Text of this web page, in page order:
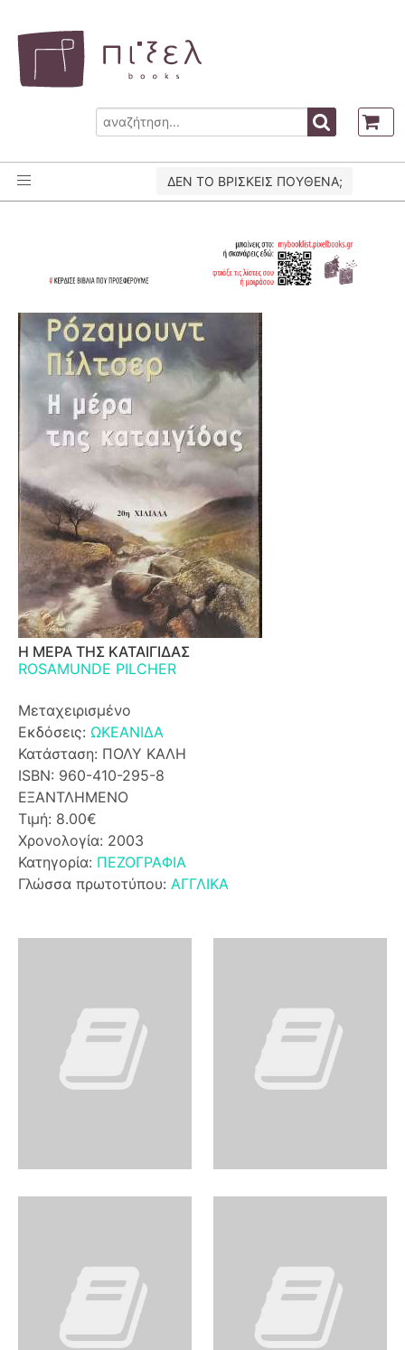
ΔΕΝ ΤΟ ΒΡΙΣΚΕΙΣ ΠΟΥΘΕΝΑ;
Η ΜΕΡΑ ΤΗΣ ΚΑΤΑΙΓΙΔΑΣ
ROSAMUNDE PILCHER
Μεταχειρισμένο
Εκδόσεις: ΩΚΕΑΝΙΔΑ
Κατάσταση: ΠΟΛΥ ΚΑΛΗ
ISBN: 960-410-295-8
ΕΞΑΝΤΛΗΜΕΝΟ
Τιμή: 8.00€
Χρονολογία: 2003
Κατηγορία: ΠΕΖΟΓΡΑΦΙΑ
Γλώσσα πρωτοτύπου: ΑΓΓΛΙΚΑ